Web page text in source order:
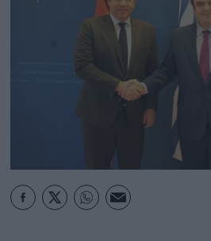
MY PROPERTY
ΚΑΡΑΜΠΟΛΕΣ
ΟΡΟΙ ΧΡΗΣΗΣ
ΕΠΙΚΟΙΝΩΝΙΑ